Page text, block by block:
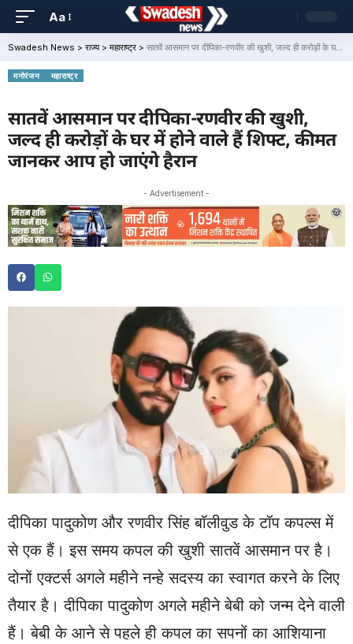
Aa
Swadesh News > राज्य> महाराष्ट्र > सातवें आसमान पर दीपिका-रणवीर की खुशी, जल्द ही करोड़ों के घर में होने वाले हैं शिफ्ट, कीमत जानकर आप हो जाएंगे हैरान
मनोरंजन महाराष्ट्र
सातवें आसमान पर दीपिका-रणवीर की खुशी,
जल्द ही करोड़ों के घर में होने वाले हैं शिफ्ट, कीमत
जानकर आप हो जाएंगे हैरान
- Advertisement -
दीपिका पादुकोण और रणवीर सिंह बॉलीवुड के टॉप कपल्स में
से एक हैं। इस समय कपल की खुशी सातवें आसमान पर है।
दोनों एक्टर्स अगले महीने नन्हे सदस्य का स्वागत करने के लिए
तैयार है। दीपिका पादुकोण अगले महीने बेबी को जन्म देने वाली
हैं। बेबी के आने से पहले ही कपल का सपनों का आशियाना